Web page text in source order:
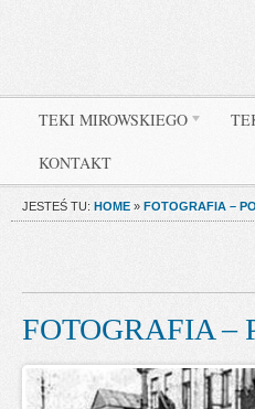
TEKI MIROWSKIEGO
KONTAKT
JESTEŚ TU: HOME » FOTOGRAFIA –
FOTOGRAFIA –